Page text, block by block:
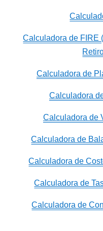
Calculadora de FIRE
Calculadora de
Calculadora
Calculadora de
Calculadora de
Calculadora de
Calculadora de
Calculadora de